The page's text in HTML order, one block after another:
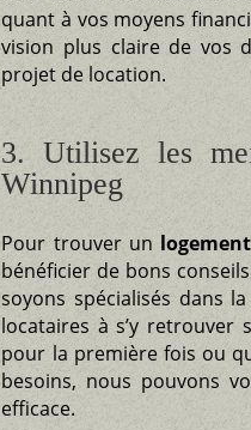
quant à vos moyens
vision plus claire de vos
projet de location.
3. Utilisez les
Winnipeg
Pour trouver un
bénéficier de bons
soyons spécialisés dans
locataires à s’y retrouver
pour la première fois ou
besoins, nous pouvons
efficace.